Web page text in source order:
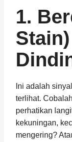
1.
Ini adalah
terlihat.
perhatikan
kekuningan,
mengering?